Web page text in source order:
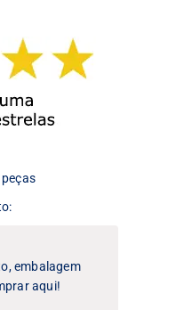
opções
podem
ser
na
embalagem
aqui!